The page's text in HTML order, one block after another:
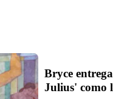
Bryce
Julius' como